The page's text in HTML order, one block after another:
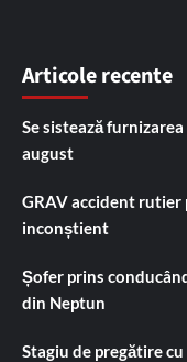
Articole recente
Se sistează
august
GRAV accident rutier
inconștient
Șofer prins
din Neptun
Stagiu de pregătire